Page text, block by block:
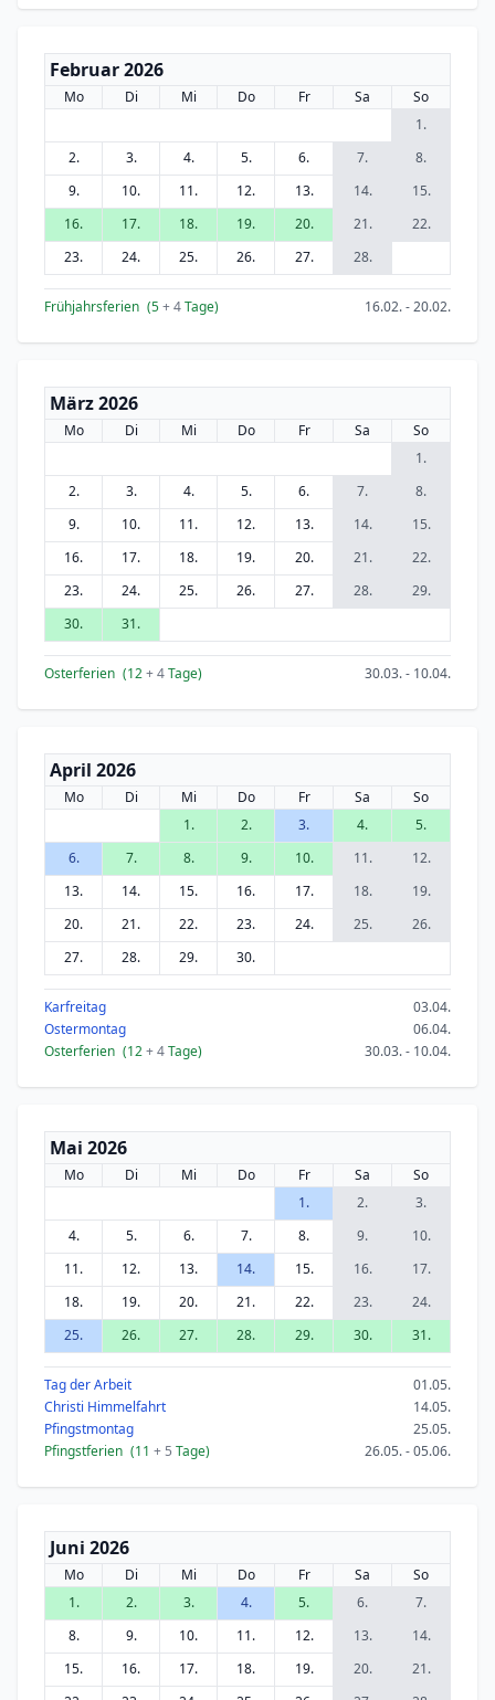
Februar 2026
Mo Di Mi Do Fr Sa
So
1.
2.
3. 4. 5. 6. 7.
8.
9.
10. 11. 12. 13. 14.
15.
16.
17. 18. 19. 20. 21.
22.
23.
24. 25. 26. 27. 28.
Frühjahrsferien (5+ 4Tage) 16.02. - 20.02.
März 2026
Mo Di Mi Do Fr Sa
So
1.
2.
3. 4. 5. 6. 7.
8.
9.
10. 11. 12. 13. 14.
15.
16.
17. 18. 19. 20. 21.
22.
23.
24. 25. 26. 27. 28.
29.
30.
31.
Osterferien (12+ 4Tage) 30.03. - 10.04.
April 2026
Mo Di Mi Do Fr Sa
So
1.
2. 3. 4.
5.
6.
7. 8. 9. 10. 11.
12.
13.
14. 15. 16. 17. 18.
19.
20.
21. 22. 23. 24. 25.
26.
27.
28. 29. 30.
Karfreitag
03.04.
Ostermontag
06.04.
Osterferien (12+ 4Tage) 30.03. - 10.04.
Mai 2026
Mo Di Mi Do Fr Sa
So
1.
2.
3.
4.
5. 6. 7. 8. 9.
10.
11.
12. 13. 14. 15. 16.
17.
18.
19. 20. 21. 22. 23.
24.
25.
26. 27. 28. 29. 30. 31.
Tag der Arbeit
01.05.
Christi Himmelfahrt
14.05.
Pfingstmontag
25.05.
Pfingstferien (11 + 5 Tage) 26.05. - 05.06.
Juni 2026
Mo Di Mi Do Fr Sa
So
1.
2. 3. 4. 5. 6.
7.
8.
9. 10. 11. 12. 13.
14.
15.
16. 17. 18. 19. 20.
21.